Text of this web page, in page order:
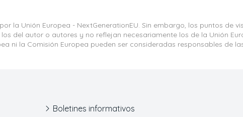
la Unión Europea - NextGenerationEU. Sin embargo, los puntos de
del autor o autores y no reflejan necesariamente los de la Unión
ni la Comisión Europea pueden ser consideradas responsables de
Boletines informativos